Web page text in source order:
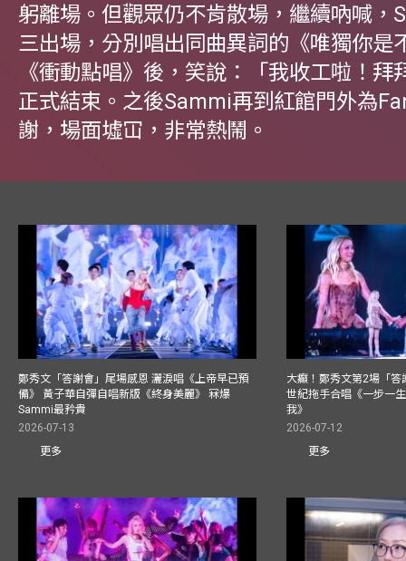
躬離場。但觀眾仍不肯散場，繼續吶喊，
三出場，分別唱出同曲異詞的《唯獨你是
《衝動點唱》後，笑說：「我收工啦！拜
正式結束。之後Sammi再到紅館門外為
謝，場面墟冚，非常熱鬧。
鄭秀文「答謝會」尾場感恩 灑淚唱《上帝早已預
備》 黃子華自彈自唱新版《終身美麗》 冧爆
Sammi最矜貴
2026-07-13
更多
大癲！鄭秀文第2場「
世紀拖手合唱《一步一
我》
2026-07-12
更多